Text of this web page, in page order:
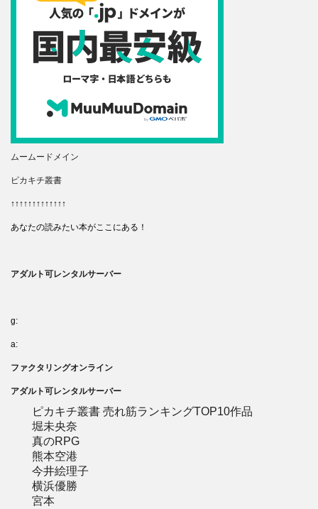
ムームードメイン
ピカキチ叢書
↑↑↑↑↑↑↑↑↑↑↑↑↑
あなたの読みたい本がここにある！
アダルト可レンタルサーバー
g:
a:
ファクタリングオンライン
アダルト可レンタルサーバー
ピカキチ叢書 売れ筋ランキングTOP10作品
堀未央奈
真のRPG
熊本空港
今井絵理子
横浜優勝
宮本